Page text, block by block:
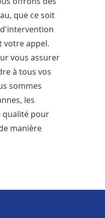
que ce soit
votre appel.
vous assurer
à tous vos
sommes
les
qualité pour
manière